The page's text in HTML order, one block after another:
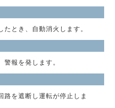
とき、自動消火します。
警報を発します。
路を遮断し運転が停止しま